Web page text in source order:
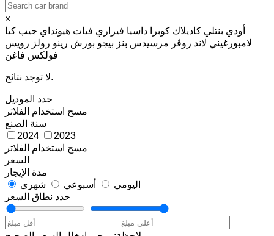
×
أودي بنتلي كاديلاك كوبرا داسيا فيراري فيات هيونداي جيب كيا
لامبورغيني لاند روڤر مرسيدس بنز بيجو بورش رينو رولز رويس
فولكس فاغن
لا توجد نتائج.
حدد الموديل
مسح استخدام الفلاتر
سنة الصنع
2024
2023
مسح استخدام الفلاتر
السعر
مدة الإيجار
اليومي
أسبوعي
شهري
حدد نطاق السعر